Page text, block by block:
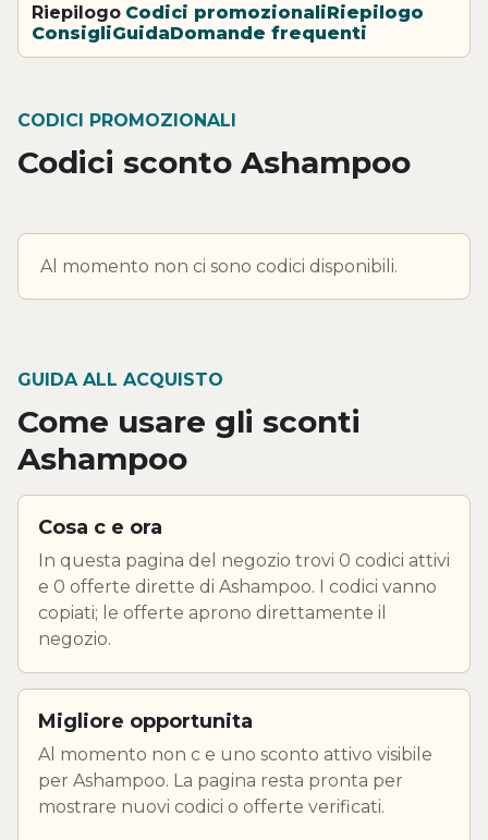
Riepilogo Codici promozionaliRiepilogo
ConsigliGuidaDomande frequenti
CODICI PROMOZIONALI
Codici sconto Ashampoo
Al momento non ci sono codici disponibili.
GUIDA ALL ACQUISTO
Come usare gli sconti
Ashampoo
Cosa c e ora
In questa pagina del negozio trovi 0 codici attivi
e 0 offerte dirette di Ashampoo. I codici vanno
copiati; le offerte aprono direttamente il
negozio.
Migliore opportunita
Al momento non c e uno sconto attivo visibile
per Ashampoo. La pagina resta pronta per
mostrare nuovi codici o offerte verificati.